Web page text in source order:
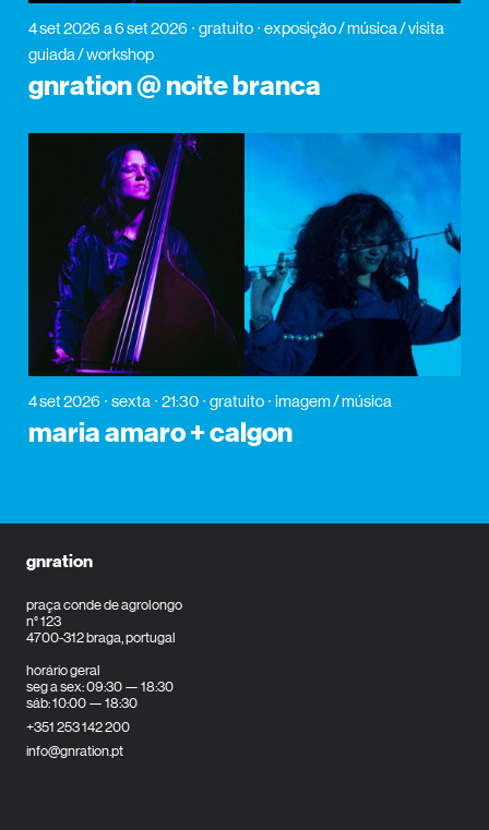
4 set 2026 a 6 set 2026 gratuito
exposição / música / visita
guiada / workshop
gnration @ noite branca
4 set 2026 sexta 21:30 gratuito imagem / música
maria amaro + calgon
gnration
praça conde de agrolongo
n° 123
4700-312 braga, portugal
horário geral
seg a sex: 09:30 — 18:30
sáb: 10:00 — 18:30
+351 253 142 200
info@gnration.pt